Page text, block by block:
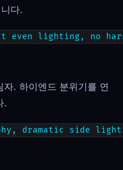
다.
even lighting, no
. 하이엔드 분위기를 연
.
dramatic side